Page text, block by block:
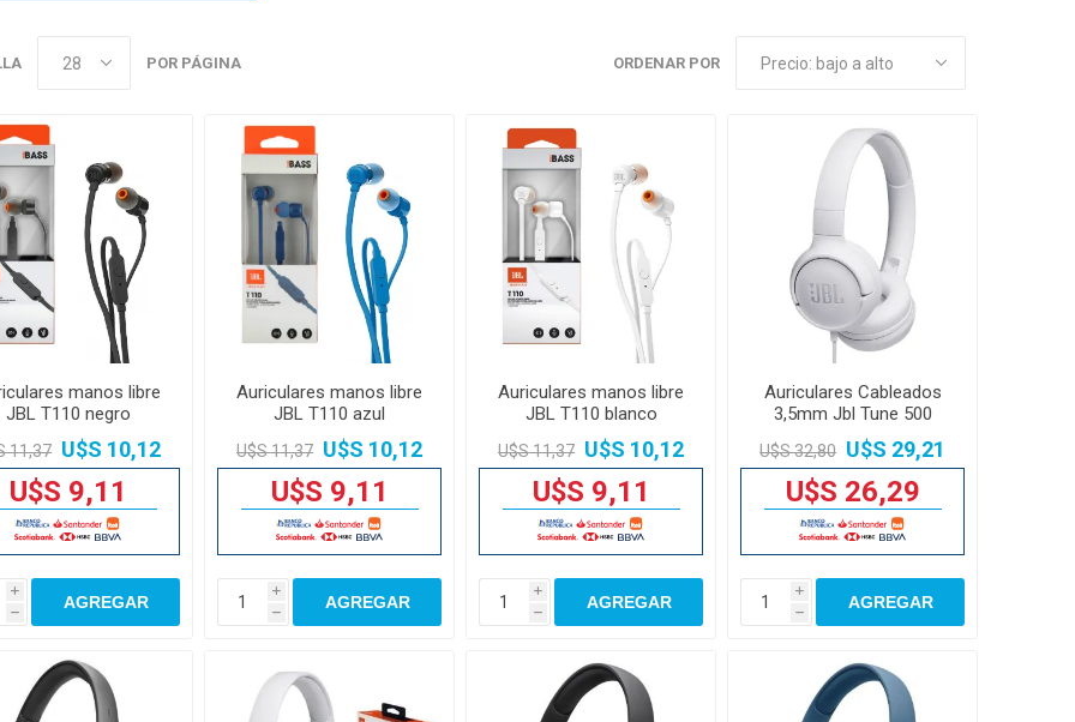
ORDENAR POR
POR PÁGINA
manos libre
JBL T110 negro
11,37 U$S 10,12
U$S 9,11
i
h
AGREGAR
Auriculares manos libre
JBL T110 azul
U$S 11,37 U$S 10,12
U$S 9,11
i
h
AGREGAR
Auriculares manos libre
JBL T110 blanco
U$S 11,37 U$S 10,12
U$S 9,11
i
h
AGREGAR
Auriculares Cableados
3,5mm Jbl Tune 500
32mm
U$S 32,80 U$S 29,21
U$S 26,29
i
h
AGREGAR